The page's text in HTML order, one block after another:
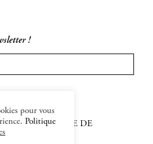
!
CGV–POLITIQUE DE
pour vous
Politique